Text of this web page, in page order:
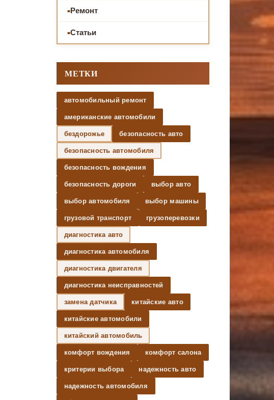
Ремонт
Статьи
МЕТКИ
автомобильный ремонт
американские автомобили
бездорожье безопасность авто
безопасность автомобиля
безопасность вождения
безопасность дороги выбор авто
выбор автомобиля выбор машины
грузовой транспорт грузоперевозки
диагностика авто
диагностика автомобиля
диагностика двигателя
диагностика неисправностей
замена датчика китайские авто
китайские автомобили
китайский автомобиль
комфорт вождения комфорт салона
критерии выбора надежность авто
надежность автомобиля